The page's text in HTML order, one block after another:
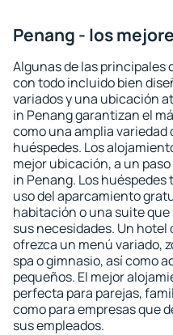
Penang - los
Algunas de las
con todo incluido bien
variados y una ubicación
in Penang garantizan el
como una amplia
huéspedes. Los
mejor ubicación, a un
in Penang. Los
uso del aparcamiento
habitación o una suite
sus necesidades. Un
ofrezca un menú variado,
spa o gimnasio, así como
pequeños. El mejor
perfecta para parejas,
como para empresas que
sus empleados.